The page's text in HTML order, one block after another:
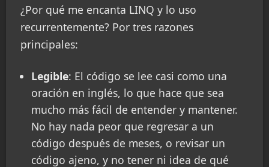
¿Por qué me encanta LINQ y lo uso
recurrentemente? Por tres razones
principales:
Legible: El código se lee casi como una
oración en inglés, lo que hace que sea
mucho más fácil de entender y mantener.
No hay nada peor que regresar a un
código después de meses, o revisar un
código ajeno, y no tener ni idea de qué